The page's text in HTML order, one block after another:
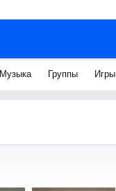
Музыка Группы Игры